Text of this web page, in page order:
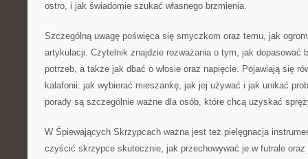
ostro, i jak świadomie szukać własnego brzmienia.
Szczególną uwagę poświęca się smyczkom oraz temu, jak
artykulacji. Czytelnik znajdzie rozważania o tym, jak dopasować
potrzeb, a także jak dbać o włosie oraz napięcie. Pojawiają się
kalafonii: jak wybierać mieszankę, jak jej używać i jak unikać
porady są szczególnie ważne dla osób, które chcą uzyskać
W Śpiewających Skrzypcach ważna jest też pielęgnacja
czyścić skrzypce skutecznie, jak przechowywać je w futrale